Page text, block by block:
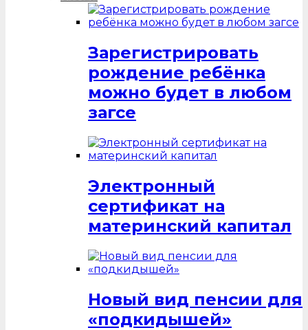
Зарегистрировать
рождение ребёнка
можно будет в любом
загсе
Электронный
сертификат на
материнский капитал
Новый вид пенсии для
«подкидышей»